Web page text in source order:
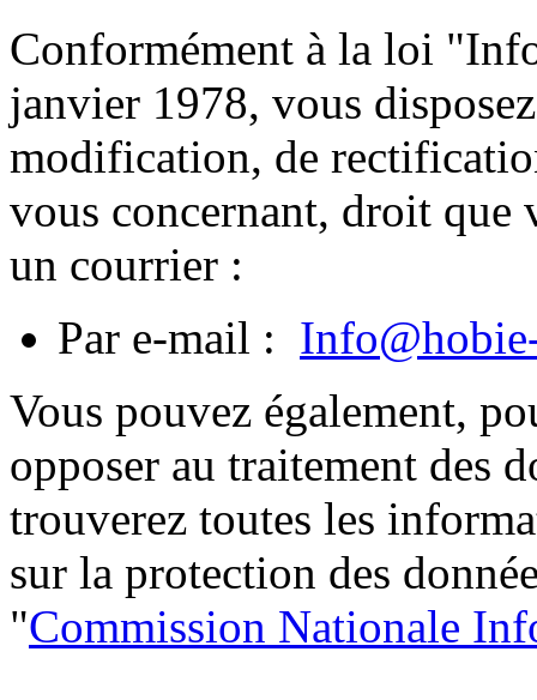
Conformément à la loi "
janvier 1978, vous disposez
modification, de
vous concernant, droit que
un courrier :
Par e-mail :
Vous pouvez également,
opposer au traitement des
trouverez toutes les
sur la protection des
"Commission Nationale